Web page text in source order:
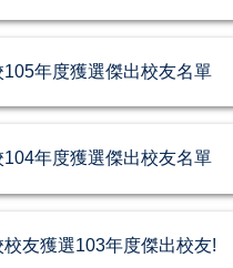
105年度獲選傑出校友名單
104年度獲選傑出校友名單
校友獲選103年度傑出校友!